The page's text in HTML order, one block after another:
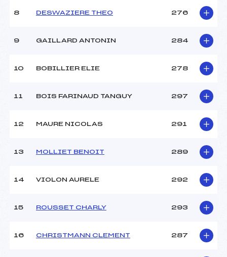
8 DESWAZIERE THEO 276
9 GAILLARD ANTONIN 284
10 BOBILLIER ELIE 278
11 BOIS FARINAUD TANGUY 297
12 MAURE NICOLAS 291
13 MOLLIET BENOIT 289
14 VIOLON AURELE 292
15 ROUSSET CHARLY 293
16 CHRISTMANN CLEMENT 287